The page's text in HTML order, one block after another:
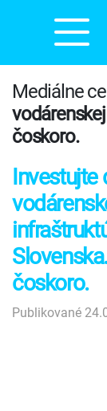
Mediálne
čoskoro.
Investujte
čoskoro.
Publikované